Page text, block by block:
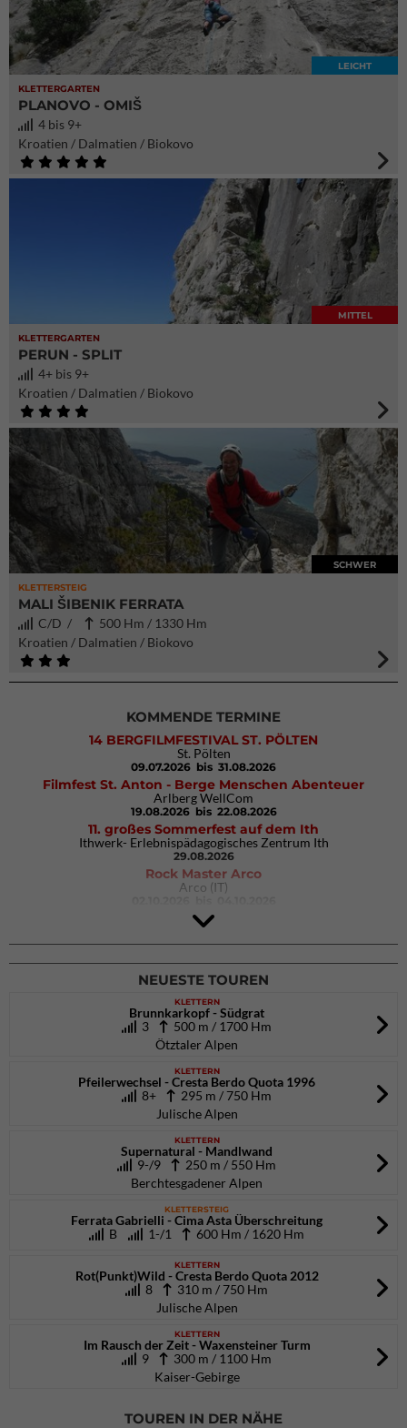
KLETTERGARTEN
LEICHT
PLANOVO - OMIŠ
4 bis 9+
Kroatien / Dalmatien / Biokovo
KLETTERGARTEN
MITTEL
PERUN - SPLIT
4+ bis 9+
Kroatien / Dalmatien / Biokovo
KLETTERSTEIG
SCHWER
MALI ŠIBENIK FERRATA
C/D /
500 Hm / 1330 Hm
Kroatien / Dalmatien / Biokovo
KOMMENDE TERMINE
14 BERGFILMFESTIVAL ST. PÖLTEN
St. Pölten
09.07.2026 bis 31.08.2026
Filmfest St. Anton - Berge Menschen Abenteuer
Arlberg WellCom
19.08.2026 bis 22.08.2026
11. großes Sommerfest auf dem Ith
Ithwerk- Erlebnispädagogisches Zentrum Ith
29.08.2026
Rock Master Arco
Arco (IT)
9. Eiskletter Festival Osttirol
Eisparkt Osttirol
08.01.2027bis 10.01.2027
NEUESTE TOUREN
KLETTERN
Brunnkarkopf - Südgrat
3
500 m / 1700 Hm
Ötztaler Alpen
KLETTERN
Pfeilerwechsel - Cresta Berdo Quota 1996
8+
295 m / 750 Hm
Julische Alpen
KLETTERN
Supernatural - Mandlwand
9-/9
250 m / 550 Hm
Berchtesgadener Alpen
KLETTERSTEIG
Ferrata Gabrielli - Cima Asta Überschreitung
B
1-/1 600 Hm / 1620 Hm
KLETTERN
Rot(Punkt)Wild - Cresta Berdo Quota 2012
8
310 m / 750 Hm
Julische Alpen
KLETTERN
Im Rausch der Zeit - Waxensteiner Turm
9
300 m / 1100 Hm
Kaiser-Gebirge
TOUREN IN DER NÄHE